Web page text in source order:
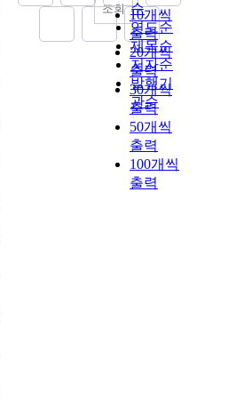
순
연도순
제목순
저자순
발행기
관순
10개씩
출력
20개씩
출력
30개씩
출력
50개씩
출력
100개씩
출력
조회